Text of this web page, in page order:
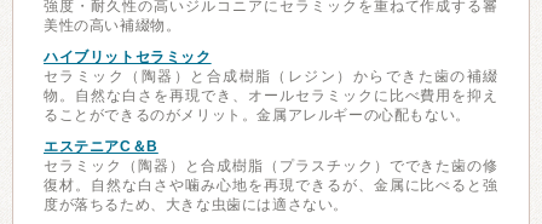
強度・耐久性の高いジルコニアにセラミックを重ねて作成する審
美性の高い補綴物。
ハイブリットセラミック
セラミック（陶器）と合成樹脂（レジン）からできた歯の補綴
物。自然な白さを再現でき、オールセラミックに比べ費用を抑え
ることができるのがメリット。金属アレルギーの心配もない。
エステニアC＆B
セラミック（陶器）と合成樹脂（プラスチック）でできた歯の修
復材。自然な白さや噛み心地を再現できるが、金属に比べると強
度が落ちるため、大きな虫歯には適さない。